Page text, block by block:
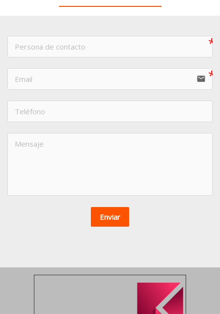
email
Enviar